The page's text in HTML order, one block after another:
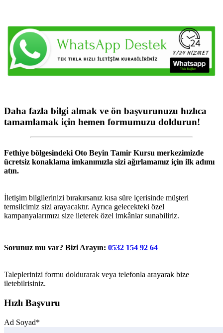
Daha fazla bilgi almak ve ön başvurunuzu hızlıca
tamamlamak için hemen formumuzu doldurun!
Fethiye bölgesindeki Oto Beyin Tamir Kursu merkezimizde
ücretsiz konaklama imkanımızla sizi ağırlamamız için ilk adımı
atın.
İletişim bilgilerinizi bırakırsanız kısa süre içerisinde müşteri
temsilcimiz sizi arayacaktır. Ayrıca gelecekteki özel
kampanyalarımızı size ileterek özel imkânlar sunabiliriz.
Sorunuz mu var? Bizi Arayın: 0532 154 92 64
Taleplerinizi formu doldurarak veya telefonla arayarak bize
iletebilrisiniz.
Hızlı Başvuru
Ad Soyad*